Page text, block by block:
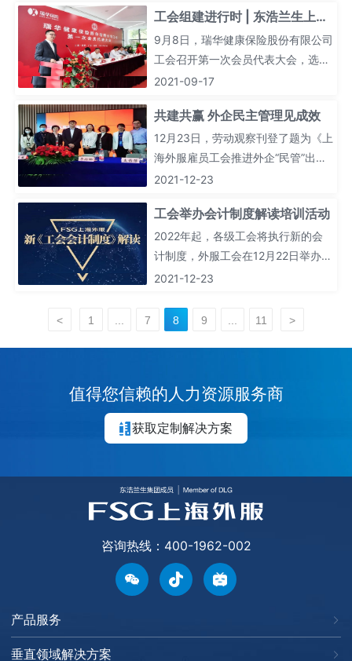
敏主持会议。上海市总工会基层工作
部部长桂云林、东浩兰生(集团)有限
公司工会主席葛平、上海外服(集团)
有限公司工会主席归潇蕾等出席了会
工会组建进行时 | 东浩兰生上海
外服雇员工会助力3家非公企业
完成建会
9月8日，瑞华健康保险股份有限公司
工会召开第一次会员代表大会，选举
产生了第一届工会委员会和经费审查
2021-09-17
共建共赢 外企民主管理见成效
12月23日，劳动观察刊登了题为《上
海外服雇员工会推进外企“民管”出新
招》的署名文章。
2021-12-23
工会举办会计制度解读培训活动
2022年起，各级工会将执行新的会
计制度，外服工会在12月22日举办了
《新<工会会计制度>解读》专题培
院袁雪飞副教授，采用线上直播+线
下培训相结合的方式进行，共有100
2021-12-23
< 1 7 8 9 11 >
值得您信赖的人力资源服务商
获取定制解决方案
咨询热线：400-1962-002
产品服务
垂直领域解决方案